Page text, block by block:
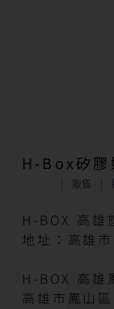
H-Box矽膠
販售
H-BOX 高雄
地址：高雄
H-BOX 高雄
高雄市鳳山